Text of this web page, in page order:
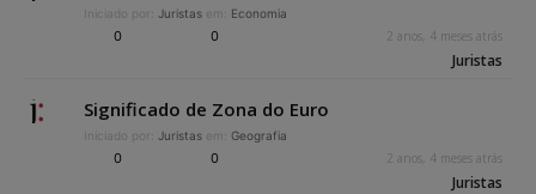
Iniciado por: Juristas em: Economia
0 0 2 anos, 4 meses atrás
Juristas
Significado de Zona do Euro
Iniciado por: Juristas em: Geografia
0 0 2 anos, 4 meses atrás
Juristas